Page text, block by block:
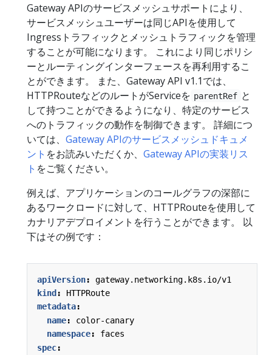
Gateway APIのサービスメッシュサポートにより、
サービスメッシュユーザーは同じAPIを使用して
Ingressトラフィックとメッシュトラフィックを管理
することが可能になります。 これにより同じポリシ
ーとルーティングインターフェースを再利用するこ
とができます。 また、Gateway API v1.1では、
HTTPRouteなどのルートがServiceを parentRef と
して持つことができるようになり、特定のサービス
へのトラフィックの動作を制御できます。 詳細につ
いては、 Gateway APIのサービスメッシュドキュメ
ント をお読みいただくか、 Gateway APIの実装リス
ト をご覧ください。
例えば、アプリケーションのコールグラフの深部に
あるワークロードに対して、HTTPRouteを使用して
カナリアデプロイメントを行うことができます。 以
下はその例です：
apiVersion:
gateway.networking.k8s.io/v1
kind :
HTTPRoute
metadata:
name:
color-canary
namespace:
faces
spec: